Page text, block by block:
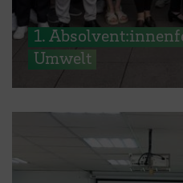
1.
Umwelt